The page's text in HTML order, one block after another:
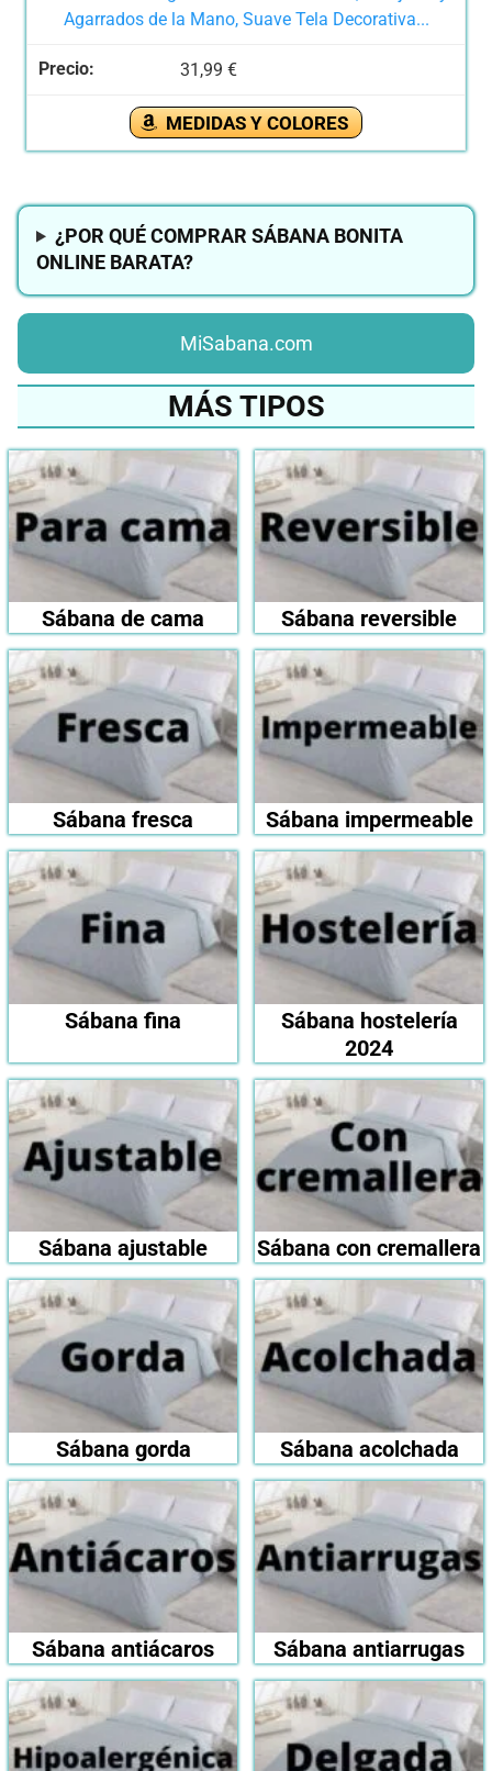
Agarrados de la Mano, Suave Tela Decorativa...
31,99 €
MEDIDAS Y COLORES
¿POR QUÉ COMPRAR SÁBANA BONITA
ONLINE BARATA?
MiSabana.com
MÁS TIPOS
Sábana de cama Sábana reversible
Sábana fresca Sábana impermeable
Sábana fina
Sábana hostelería
2024
Sábana ajustable Sábana con cremallera
Sábana gorda Sábana acolchada
Sábana antiácaros Sábana antiarrugas